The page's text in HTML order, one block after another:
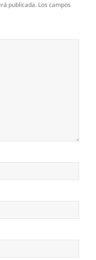
publicada. Los campos